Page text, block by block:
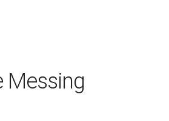
Messing